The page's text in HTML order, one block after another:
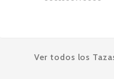
Ver todos los